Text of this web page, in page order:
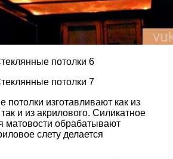
потолки изготавливают как из
и из акрилового. Силикатное
матовости обрабатывают
слету делается